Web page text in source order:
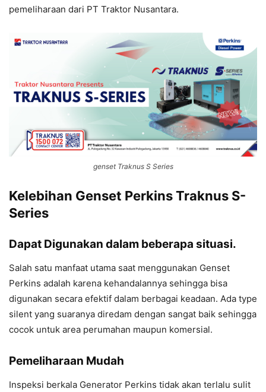
pemeliharaan dari PT Traktor Nusantara.
genset Traknus S Series
Kelebihan Genset Perkins Traknus S-
Series
Dapat Digunakan dalam beberapa situasi.
Salah satu manfaat utama saat menggunakan Genset
Perkins adalah karena kehandalannya sehingga bisa
digunakan secara efektif dalam berbagai keadaan. Ada type
silent yang suaranya diredam dengan sangat baik sehingga
cocok untuk area perumahan maupun komersial.
Pemeliharaan Mudah
Inspeksi berkala Generator Perkins tidak akan terlalu sulit